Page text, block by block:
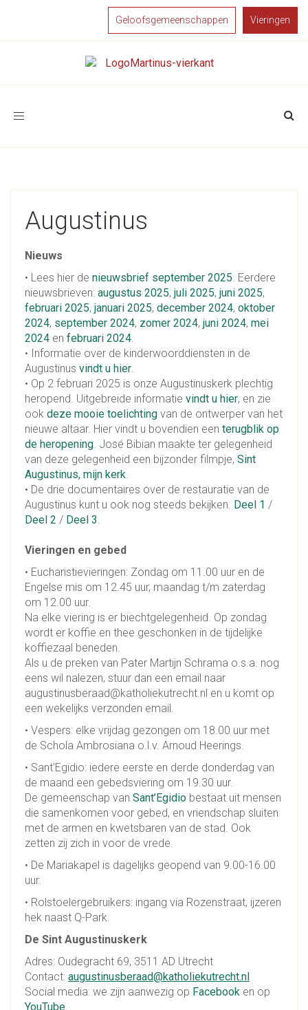
Geloofsgemeenschappen Vieringen
Toggle
Augustinus
Nieuws
• Lees hier de nieuwsbrief september 2025 . Eerdere
nieuwsbrieven: augustus 2025, juli 2025, juni 2025,
februari 2025, januari 2025, december 2024, oktober
2024, september 2024, zomer 2024, juni 2024, mei
2024 en februari 2024
• Informatie over de kinderwoorddiensten in de
Augustinus vindt u hier
• Op 2 februari 2025 is onze Augustinuskerk plechtig
heropend. Uitgebreide informatie vindt u hier, en zie
ook deze mooie toelichting van de ontwerper van het
nieuwe altaar. Hier vindt u bovendien een terugblik op
de heropening . José Bibian maakte ter gelegenheid
van deze gelegenheid een bijzonder filmpje, Sint
Augustinus, mijn kerk
• De drie documentaires over de restauratie van de
Augustinus kunt u ook nog steeds bekijken. Deel 1 /
Deel 2 / Deel 3
Vieringen en gebed
• Eucharistievieringen: Zondag om 11.00 uur en de
Engelse mis om 12.45 uur, maandag t/m zaterdag
om 12.00 uur.
Na elke viering is er biechtgelegenheid. Op zondag
wordt er koffie en thee geschonken in de tijdelijke
koffiezaal beneden.
Als u de preken van Pater Martijn Schrama o.s.a. nog
eens wil nalezen, stuur dan een email naar
augustinusberaad@katholiekutrecht.nl en u komt op
een wekelijks verzonden email.
• Vespers: elke vrijdag gezongen om 18.00 uur met
de Schola Ambrosiana o.l.v. Arnoud Heerings.
• Sant’Egidio: iedere eerste en derde donderdag van
de maand een gebedsviering om 19.30 uur.
De gemeenschap van Sant’Egidio bestaat uit mensen
die samenkomen voor gebed, en vriendschap sluiten
met de armen en kwetsbaren van de stad. Ook
zetten zij zich in voor de vrede.
• De Mariakapel is dagelijks geopend van 9.00-16.00
uur.
• Rolstoelergebruikers: ingang via Rozenstraat, ijzeren
hek naast Q-Park.
De Sint Augustinuskerk
Adres: Oudegracht 69, 3511 AD Utrecht
Contact: augustinusberaad@katholiekutrecht.nl
Social media: we zijn aanwezig op Facebook en op
YouTube